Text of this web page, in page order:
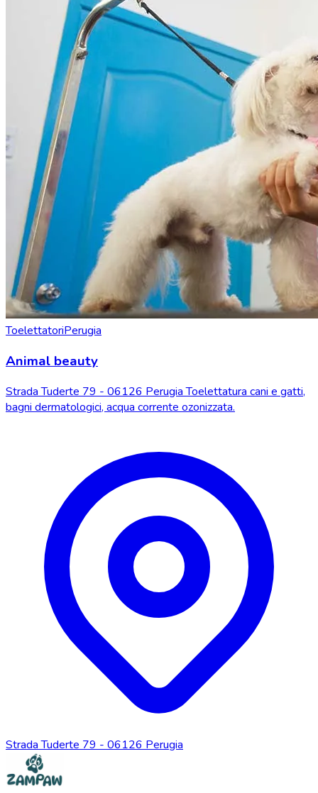
ToelettatoriPerugia
Animal beauty
Strada Tuderte 79 - 06126 Perugia Toelettatura cani e gatti,
bagni dermatologici, acqua corrente ozonizzata.
Strada Tuderte 79 - 06126 Perugia